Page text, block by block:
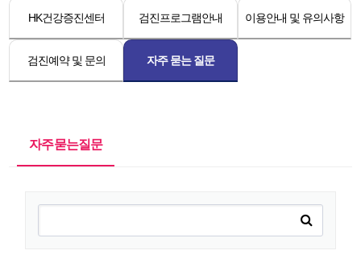
HK건강증진센터 검진프로그램안내 이용안내 및 유의사항
검진예약 및 문의 자주 묻는 질문
자주묻는질문